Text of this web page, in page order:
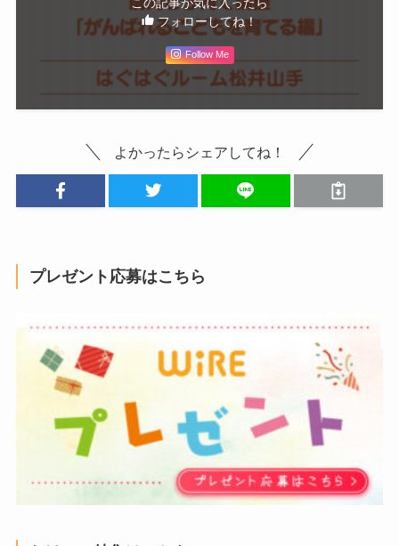
この記事が気に入ったら
フォローしてね！
Follow Me
よかったらシェアしてね！
プレゼント応募はこちら